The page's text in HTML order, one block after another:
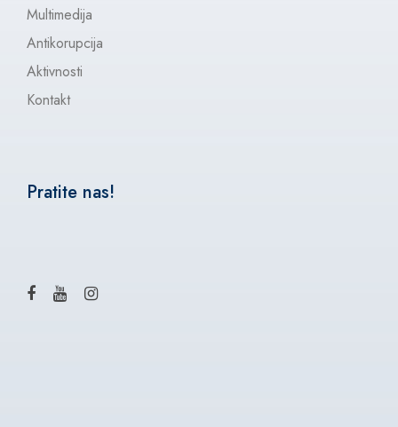
Multimedija
Antikorupcija
Aktivnosti
Kontakt
Pratite nas!